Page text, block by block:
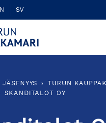
SV
JÄSENYYS ›
TURUN
SKANDITALOT OY